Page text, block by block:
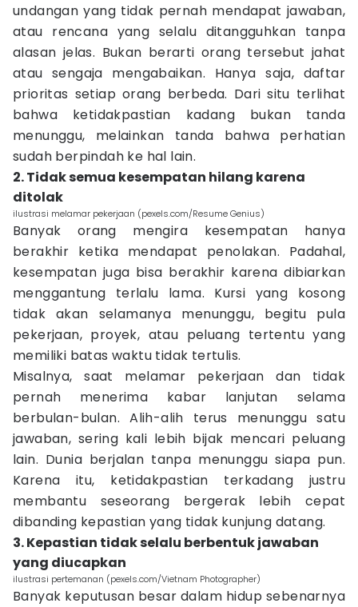
undangan yang tidak pernah mendapat jawaban,
atau rencana yang selalu ditangguhkan tanpa
alasan jelas. Bukan berarti orang tersebut jahat
atau sengaja mengabaikan. Hanya saja, daftar
prioritas setiap orang berbeda. Dari situ terlihat
bahwa ketidakpastian kadang bukan tanda
menunggu, melainkan tanda bahwa perhatian
sudah berpindah ke hal lain.
2. Tidak semua kesempatan hilang karena
ditolak
ilustrasi melamar pekerjaan (pexels.com/Resume Genius)
Banyak orang mengira kesempatan hanya
berakhir ketika mendapat penolakan. Padahal,
kesempatan juga bisa berakhir karena dibiarkan
menggantung terlalu lama. Kursi yang kosong
tidak akan selamanya menunggu, begitu pula
pekerjaan, proyek, atau peluang tertentu yang
memiliki batas waktu tidak tertulis.
Misalnya, saat melamar pekerjaan dan tidak
pernah menerima kabar lanjutan selama
berbulan-bulan. Alih-alih terus menunggu satu
jawaban, sering kali lebih bijak mencari peluang
lain. Dunia berjalan tanpa menunggu siapa pun.
Karena itu, ketidakpastian terkadang justru
membantu seseorang bergerak lebih cepat
dibanding kepastian yang tidak kunjung datang.
3. Kepastian tidak selalu berbentuk jawaban
yang diucapkan
ilustrasi pertemanan (pexels.com/Vietnam Photographer)
Banyak keputusan besar dalam hidup sebenarnya